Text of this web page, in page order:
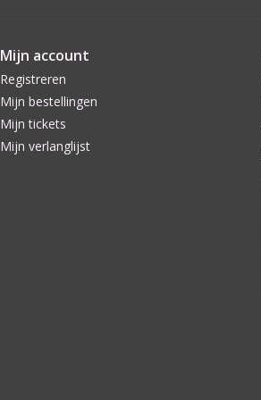
Mijn account
Registreren
Mijn bestellingen
Mijn tickets
Mijn verlanglijst